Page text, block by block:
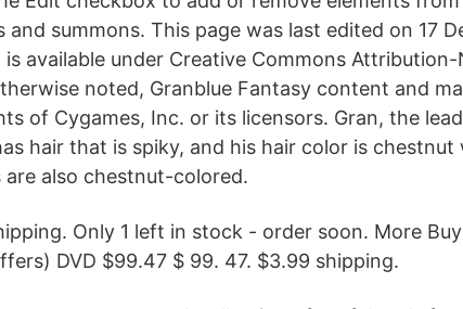
and summons. This page was last edited on 17
available under Creative Commons
noted, Granblue Fantasy content and
of Cygames, Inc. or its licensors. Gran, the
hair that is spiky, and his hair color is
are also chestnut-colored.
Only 1 left in stock - order soon. More
DVD $99.47 $ 99. 47. $3.99 shipping.